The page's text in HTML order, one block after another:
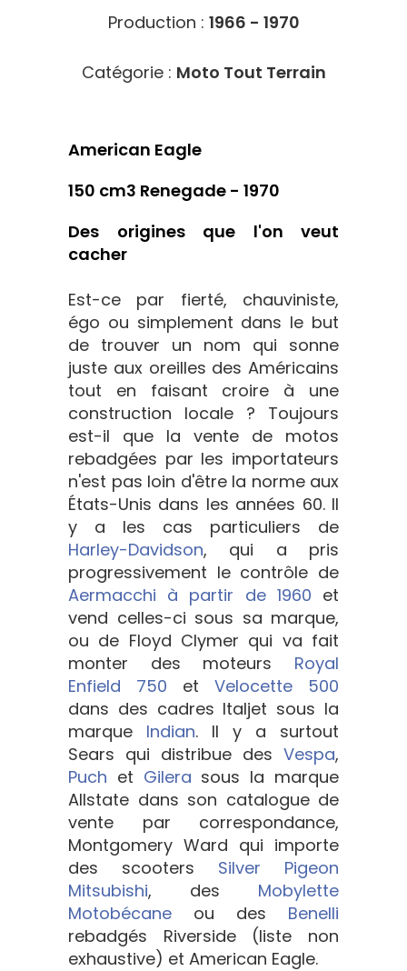
Production : 1966 - 1970
Catégorie : Moto Tout Terrain
American Eagle
150 cm3 Renegade - 1970
Des origines que l'on veut
cacher
Est-ce par fierté, chauviniste,
égo ou simplement dans le but
de trouver un nom qui sonne
juste aux oreilles des Américains
tout en faisant croire à une
construction locale ? Toujours
est-il que la vente de motos
rebadgées par les importateurs
n'est pas loin d'être la norme aux
États-Unis dans les années 60. Il
y a les cas particuliers de
Harley-Davidson, qui a pris
progressivement le contrôle de
Aermacchi à partir de 1960 et
vend celles-ci sous sa marque,
ou de Floyd Clymer qui va fait
monter des moteurs Royal
Enfield 750 et Velocette 500
dans des cadres Italjet sous la
marque Indian. Il y a surtout
Sears qui distribue des Vespa,
Puch et Gilera sous la marque
Allstate dans son catalogue de
vente par correspondance,
Montgomery Ward qui importe
des scooters Silver Pigeon
Mitsubishi, des Mobylette
Motobécane ou des Benelli
rebadgés Riverside (liste non
exhaustive) et American Eagle.